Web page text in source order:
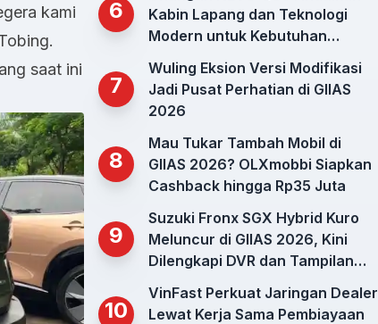
kami
saat ini
6
Kabin Lapang dan Teknologi
Modern untuk Kebutuhan
7
Wuling Eksion Versi Modifikasi
Jadi Pusat Perhatian di GIIAS
2026
8
Mau Tukar Tambah Mobil di
GIIAS 2026? OLXmobbi Siapkan
Cashback hingga Rp35 Juta
9
Suzuki Fronx SGX Hybrid Kuro
Meluncur di GIIAS 2026, Kini
Dilengkapi DVR dan Tampilan
10
VinFast Perkuat Jaringan Dealer
Lewat Kerja Sama Pembiayaan